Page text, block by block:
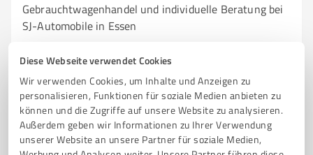
Diese Webseite verwendet Cookies
Wir verwenden Cookies, um Inhalte und Anzeigen zu
personalisieren, Funktionen für soziale Medien anbieten zu
können und die Zugriffe auf unsere Website zu analysieren.
Außerdem geben wir Informationen zu Ihrer Verwendung
unserer Website an unsere Partner für soziale Medien,
Gebrauchtwagenhandel und individuelle Beratung bei
SJ-Automobile in Essen
INDIVIDUELLE BERATUNG KUNDENSERVICE AUTOSCOUT24
MOBILE.DE
Im Teelbruch 39, 45219 Essen